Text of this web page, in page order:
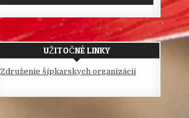
UŽITOČNÉ LINKY
Združenie šípkarskych organizácií